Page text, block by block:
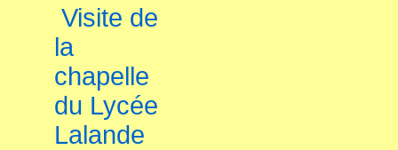
Visite de
la
chapelle
du Lycée
Lalande